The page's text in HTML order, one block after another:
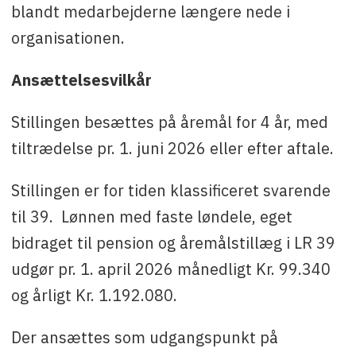
blandt medarbejderne længere nede i
organisationen.
Ansættelsesvilkår
Stillingen besættes på åremål for 4 år, med
tiltrædelse pr. 1. juni 2026 eller efter aftale.
Stillingen er for tiden klassificeret svarende
til 39. Lønnen med faste løndele, eget
bidraget til pension og åremålstillæg i LR 39
udgør pr. 1. april 2026 månedligt Kr. 99.340
og årligt Kr. 1.192.080.
Der ansættes som udgangspunkt på